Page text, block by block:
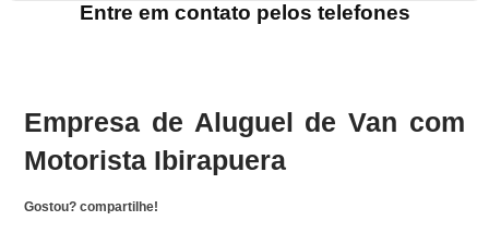
Entre em contato pelos telefones
Empresa de Aluguel de Van com
Motorista Ibirapuera
Gostou? compartilhe!